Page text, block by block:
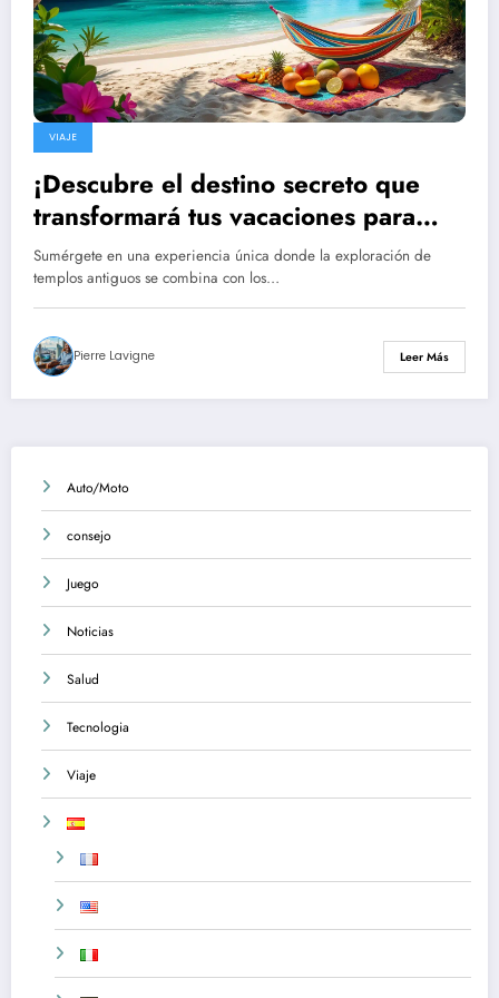
VIAJE
¡Descubre el destino secreto que
transformará tus vacaciones para
siempre!
Sumérgete en una experiencia única donde la exploración de
templos antiguos se combina con los…
Pierre Lavigne Leer Más
Auto/Moto
consejo
Juego
Noticias
Salud
Tecnologia
Viaje